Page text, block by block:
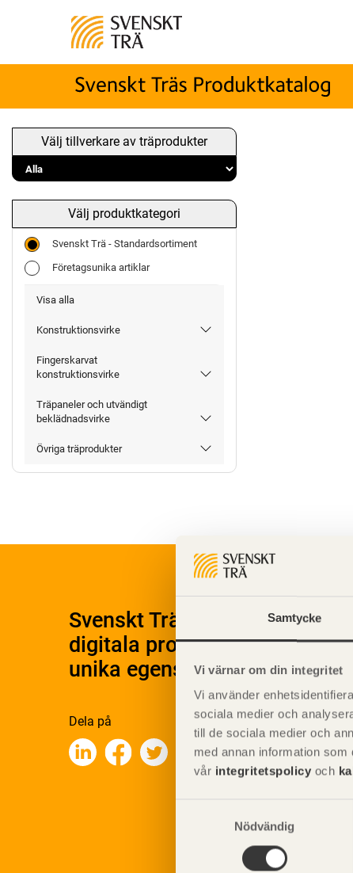
Samtycke
Vi värnar om din integritet
Vi använder
sociala medier och
till de sociala medier och
med annan information
vår integritetspolicy och
Nödvändig
Välj tillverkare av träprodukter
Välj produktkategori
Svenskt Trä - Standardsortiment
Företagsunika artiklar
Visa alla
Konstruktionsvirke
Fingerskarvat
konstruktionsvirke
Träpaneler och utvändigt
beklädnadsvirke
Övriga träprodukter
Svenskt Träs Produktkatalog
digitala produktkatalog för
unika egenskaper.
Dela på